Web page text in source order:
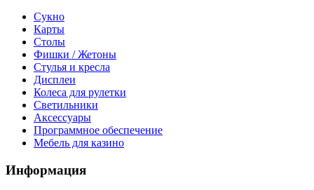
Сукно
Карты
Столы
Фишки / Жетоны
Стулья и кресла
Дисплеи
Колеса для рулетки
Светильники
Аксессуары
Программное обеспечение
Мебель для казино
Информация